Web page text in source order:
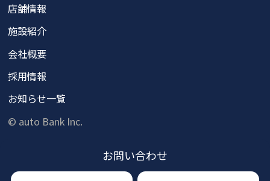
お問い合わせ
店舗情報
施設紹介
会社概要
採用情報
お知らせ一覧
© auto Bank Inc.